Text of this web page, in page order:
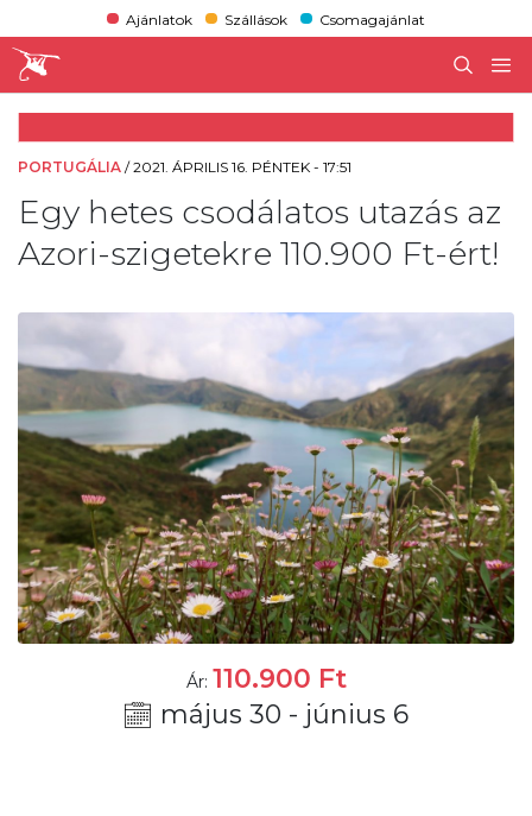
Ajánlatok Szállások Csomagajánlat
PORTUGÁLIA /2021. ÁPRILIS 16. PÉNTEK - 17:51
Egy hetes csodálatos utazás az
Azori-szigetekre 110.900 Ft-ért!
Ár: 110.900 Ft
május 30 - június 6